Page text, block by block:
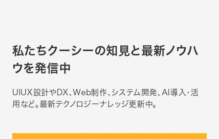
私たちクーシーの知見と 最新ノウハ
ウを発信中
UIUX設計やDX、Web制作、システム開発、AI導入・活
用など。最新テクノロジーナレッジ更新中。